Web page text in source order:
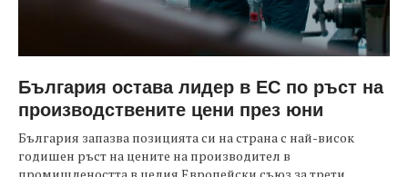
България остава лидер в ЕС по ръст на
производствените цени през юни
България запазва позицията си на страна с най-висок
годишен ръст на цените на производител в